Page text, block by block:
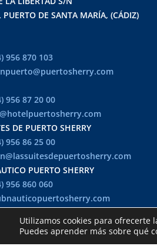
PUERTO DE SANTA MARÍA, (CÁDIZ)
956 870 103
956 87 20 00
DE PUERTO SHERRY
956 86 25 00
PUERTO SHERRY
956 860 060
36º 34' 38" N
Utilizamos cookies para ofrecerte
Puedes aprender más sobre qué